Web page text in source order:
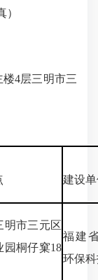
4层三明市三
建设
明市三元区
园桐仔窠18
福建
环保